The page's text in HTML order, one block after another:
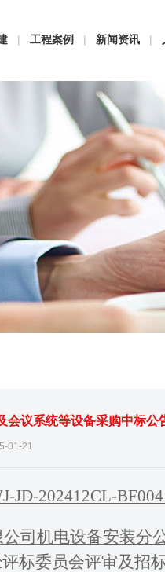
| 工程案例 | 新闻资讯 |
会议系统等设备采购中标公
01-21
JD-202412CL-BF004
司 机电设备安装分
标委员会评审及招